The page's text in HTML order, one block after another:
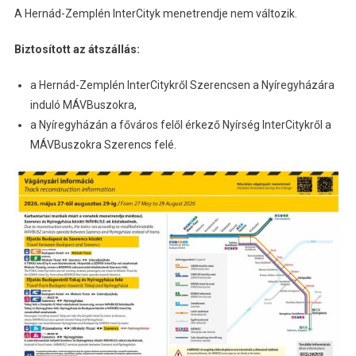
A Hernád-Zemplén InterCityk menetrendje nem változik.
Biztosított az átszállás:
a Hernád-Zemplén InterCitykről Szerencsen a Nyíregyházára
induló MÁVBuszokra,
a Nyíregyházán a főváros felől érkező Nyírség InterCitykről a
MÁVBuszokra Szerencs felé.